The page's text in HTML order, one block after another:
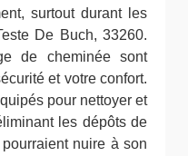
surtout durant les
De Buch, 33260.
de cheminée sont
et votre confort.
pour nettoyer et
les dépôts de
nuire à son